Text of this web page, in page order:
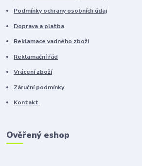
Podmínky ochrany osobních údaj
Doprava a platba
Reklamace vadného zboží
Reklamační řád
Vrácení zboží
Záruční podmínky
Kontakt
Ověřený eshop